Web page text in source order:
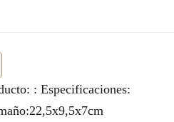
: Especificaciones: